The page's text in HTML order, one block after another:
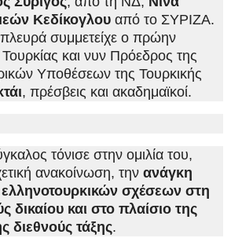
Κεδίκογλου από το ΣΥΡΙΖΑ.
συμμετείχε ο πρώην
και νυν Πρόεδρος της
Υποθέσεων της Τουρκικής
, πρέσβεις και ακαδημαϊκοί.
τόνισε στην ομιλία του,
ανακοίνωση, την ανάγκη
σχέσεων στη
δικαίου και στο πλαίσιο της
διεθνούς τάξης.